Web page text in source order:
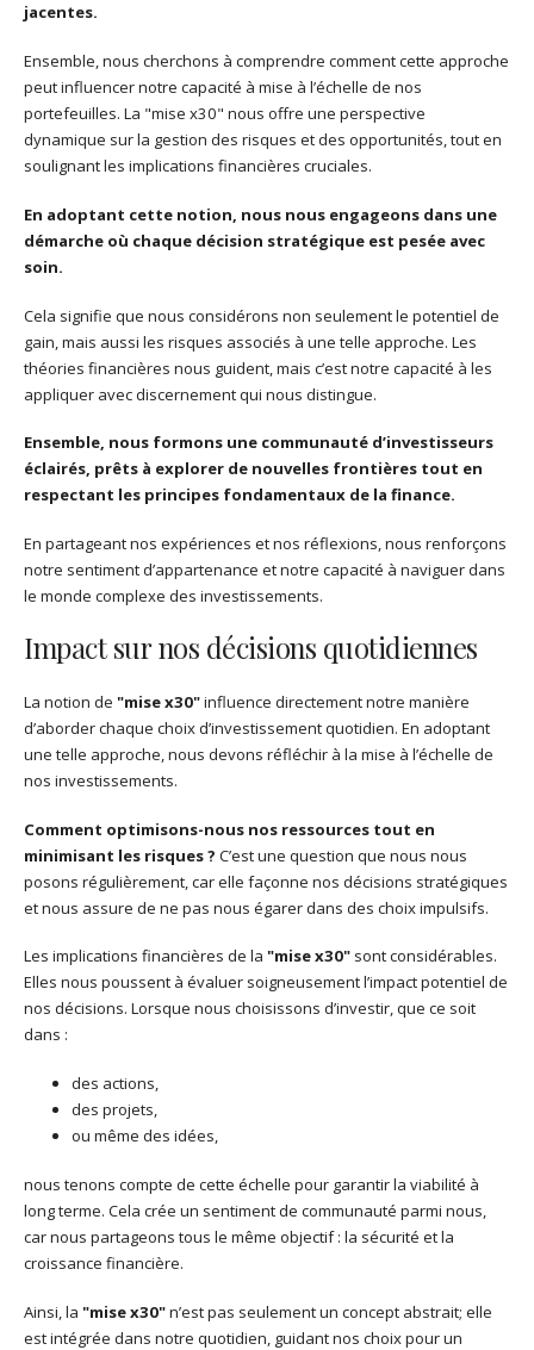
jacentes.
Ensemble, nous cherchons à comprendre comment cette approche
peut influencer notre capacité à mise à l’échelle de nos
portefeuilles. La "mise x30" nous offre une perspective
dynamique sur la gestion des risques et des opportunités, tout en
soulignant les implications financières cruciales.
En adoptant cette notion, nous nous engageons dans une
démarche où chaque décision stratégique est pesée avec
soin.
Cela signifie que nous considérons non seulement le potentiel de
gain, mais aussi les risques associés à une telle approche. Les
théories financières nous guident, mais c’est notre capacité à les
appliquer avec discernement qui nous distingue.
Ensemble, nous formons une communauté d’investisseurs
éclairés, prêts à explorer de nouvelles frontières tout en
respectant les principes fondamentaux de la finance.
En partageant nos expériences et nos réflexions, nous renforçons
notre sentiment d’appartenance et notre capacité à naviguer dans
le monde complexe des investissements.
Impact sur nos décisions quotidiennes
La notion de "mise x30"influence directement notre manière
d’aborder chaque choix d’investissement quotidien. En adoptant
une telle approche, nous devons réfléchir à la mise à l’échelle de
nos investissements.
Comment optimisons-nous nos ressources tout en
minimisant les risques ? C’est une question que nous nous
posons régulièrement, car elle façonne nos décisions stratégiques
et nous assure de ne pas nous égarer dans des choix impulsifs.
Les implications financières de la "mise x30" sont considérables.
Elles nous poussent à évaluer soigneusement l’impact potentiel de
nos décisions. Lorsque nous choisissons d’investir, que ce soit
dans :
des actions,
des projets,
ou même des idées,
nous tenons compte de cette échelle pour garantir la viabilité à
long terme. Cela crée un sentiment de communauté parmi nous,
car nous partageons tous le même objectif : la sécurité et la
croissance financière.
Ainsi, la "mise x30"n’est pas seulement un concept abstrait; elle
est intégrée dans notre quotidien, guidant nos choix pour un